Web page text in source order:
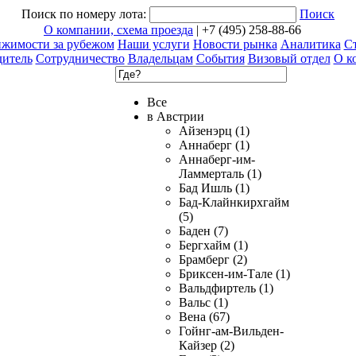
Поиск по номеру лота:
Поиск
О компании, схема проезда | +7 (495) 258-88-66
за рубежом Наши услуги Новости рынка Аналитика
Сотрудничество Владельцам События Визовый отдел О
Все
в Австрии
Айзенэрц (1)
Аннаберг (1)
Аннаберг-им-
Ламмерталь (1)
Бад Ишль (1)
Бад-Клайнкирхгайм
(5)
Баден (7)
Бергхайм (1)
Брамберг (2)
Бриксен-им-Тале (1)
Вальдфиртель (1)
Вальс (1)
Вена (67)
Гойнг-ам-Вильден-
Кайзер (2)